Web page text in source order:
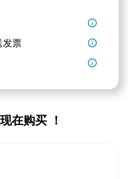
info_outline
发票
info_outline
info_outline
在购买 ！